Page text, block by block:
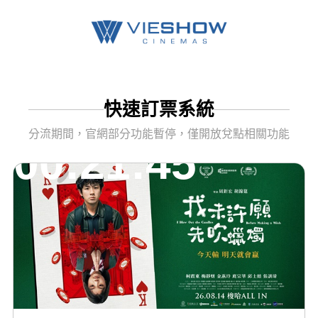
快速訂票系統
分流期間，官網部分功能暫停，僅開放兌點相關功能
00:21:45